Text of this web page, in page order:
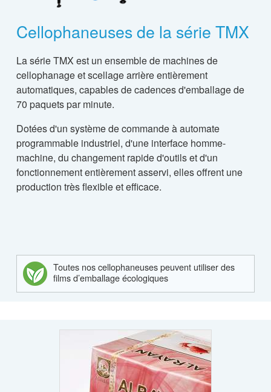
Cellophaneuses de la série TMX
La série TMX est un ensemble de machines de
cellophanage et scellage arrière entièrement
automatiques, capables de cadences d'emballage de
70 paquets par minute.
Dotées d'un système de commande à automate
programmable industriel, d'une interface homme-
machine, du changement rapide d'outils et d'un
fonctionnement entièrement asservi, elles offrent une
production très flexible et efficace.
Toutes nos cellophaneuses peuvent utiliser des
films d’emballage écologiques